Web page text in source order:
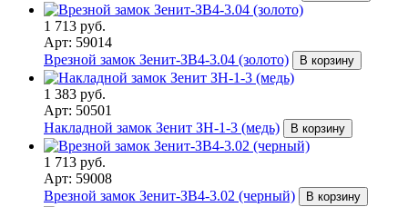
1 713 руб.
Арт: 59014
Врезной замок Зенит-ЗВ4-3.04 (золото)
В корзину
1 383 руб.
Арт: 50501
Накладной замок Зенит ЗН-1-3 (медь)
В корзину
1 713 руб.
Арт: 59008
Врезной замок Зенит-ЗВ4-3.02 (черный)
В корзину